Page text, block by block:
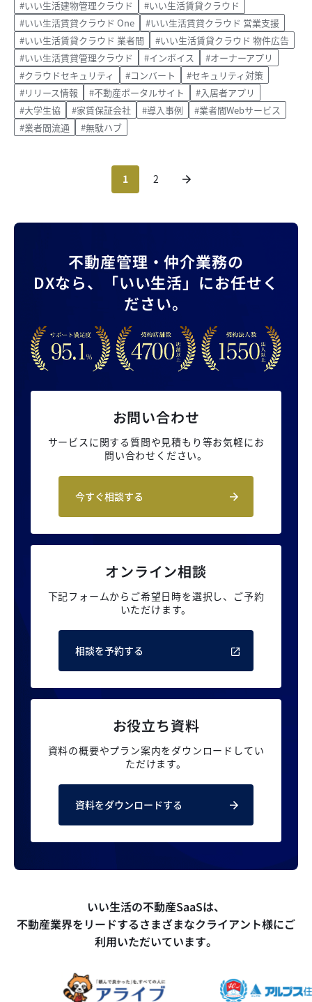
#いい生活建物管理クラウド
#いい生活賃貸クラウド
#いい生活賃貸クラウド One
#いい生活賃貸クラウド 営業支援
#いい生活賃貸クラウド 業者間
#いい生活賃貸クラウド 物件広告
#いい生活賃貸管理クラウド
#インボイス
#オーナーアプリ
#クラウドセキュリティ
#コンバート
#セキュリティ対策
#リリース情報
#不動産ポータルサイト
#入居者アプリ
#大学生協
#家賃保証会社 #導入事例
#業者間Webサービス
#業者間流通
#無駄ハブ
1 2
不動産管理・仲介業務の
DXなら、
「いい生活」にお任せく
ださい。
お問い合わせ
サービスに関する質問や見積もり等お気軽にお
問い合わせください。
今すぐ相談する
オンライン相談
下記フォームからご希望日時を選択し、 ご予約
いただけます。
相談を予約する
お役立ち資料
資料の概要やプラン案内をダウンロードしてい
ただけます。
資料をダウンロードする
いい生活の不動産SaaSは、
不動産業界をリードするさまざまなクライアント様にご
利用いただいています。